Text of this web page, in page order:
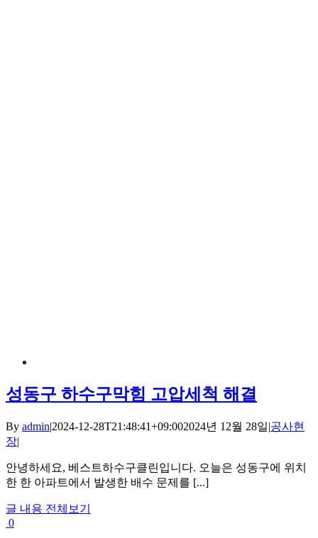
성동구 하수구막힘 고압세척 해결
By admin|2024-12-28T21:48:41+09:002024년 12월 28일|공사현
장|
안녕하세요, 베스트하수구클린입니다. 오늘은 성동구에 위치
한 한 아파트에서 발생한 배수 문제를 [...]
글 내용 전체보기
0